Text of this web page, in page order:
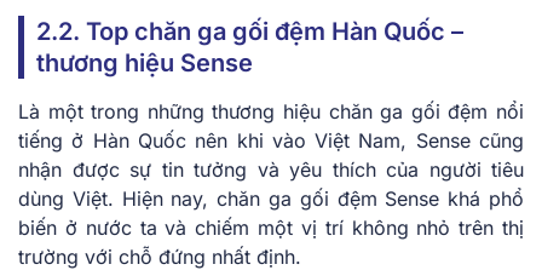
2.2. Top chăn ga gối đệm Hàn Quốc –
thương hiệu Sense
Là một trong những thương hiệu chăn ga gối đệm nổi
tiếng ở Hàn Quốc nên khi vào Việt Nam, Sense cũng
nhận được sự tin tưởng và yêu thích của người tiêu
dùng Việt. Hiện nay, chăn ga gối đệm Sense khá phổ
biến ở nước ta và chiếm một vị trí không nhỏ trên thị
trường với chỗ đứng nhất định.